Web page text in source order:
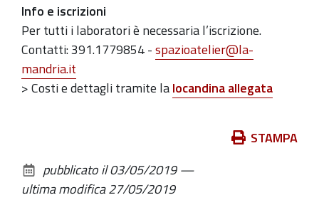
Info e iscrizioni
Per tutti i laboratori è necessaria l’iscrizione.
Contatti: 391.1779854 -spazioatelier@la-
mandria.it
> Costi e dettagli tramite lalocandina allegata
documento
STAMPA
pubblicato il03/05/2019—
ultima modifica27/05/2019